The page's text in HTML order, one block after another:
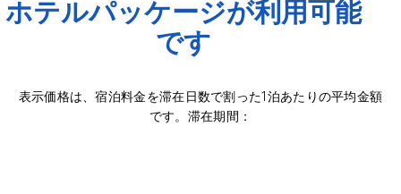
ホテルパッケージが利用可能
です
表示価格は、宿泊料金を滞在日数で割った1泊あたりの平均金額
です。滞在期間：